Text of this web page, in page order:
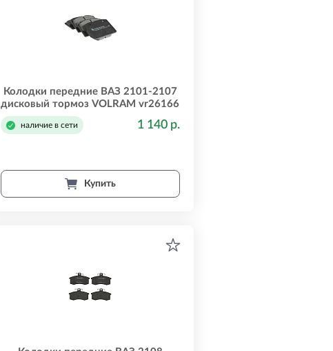
Колодки передние ВАЗ 2101-2107
дисковый тормоз VOLRAM vr26166
наличие в сети 1 140 р.
Купить